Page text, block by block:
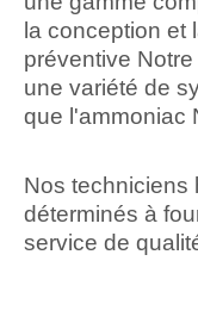
la conception et
préventive
une variété de
que l'ammoniac
Nos techniciens
déterminés à
service de